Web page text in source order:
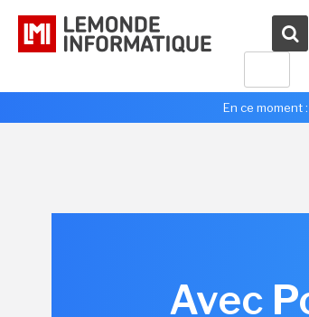
En ce moment :
Avec